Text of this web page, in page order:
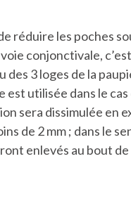
réduire les poches
conjonctivale,
des 3 loges de la
est utilisée dans le
sera dissimulée en
de 2 mm ; dans le
enlevés au bout